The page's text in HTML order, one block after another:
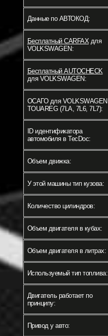
Данные по АВТОКОД:
Бесплатный CARFAXдля
VOLKSWAGEN:
Бесплатный AUTOCHECK
для VOLKSWAGEN:
ОСАГО для VOLKSWAGEN
TOUAREG (7LA, 7L6, 7L7):
ID идентификатора
автомобиля в TecDoc:
Объем движка:
У этой машины тип кузова:
Количество цилиндров:
Объем двигателя в кубах:
Объем двигателя в литрах:
Используемый тип топлива:
Двигатель работает по
принципу:
Привод у авто: